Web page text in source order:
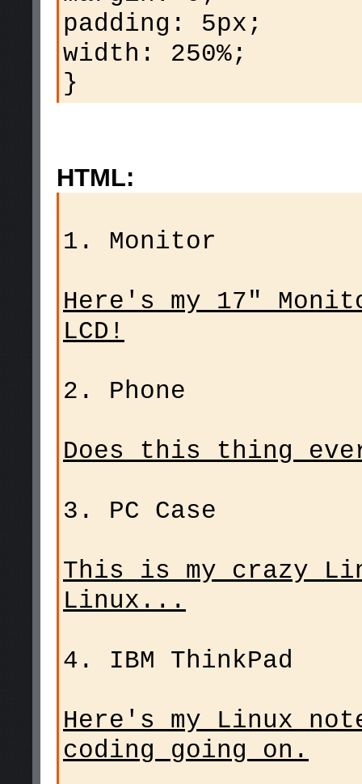
padding: 5px;
width: 250%;
}
HTML:
1. Monitor
Here's my 17"
LCD!
2. Phone
Does this thing
3. PC Case
This is my crazy
Linux...
4. IBM ThinkPad
Here's my Linux
coding going on.